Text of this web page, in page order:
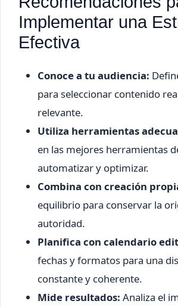
Implementar una
Efectiva
Conoce a tu audiencia:
para seleccionar contenido
relevante.
Utiliza herramientas
en las mejores herramientas
automatizar y optimizar.
Combina con creación
equilibrio para conservar la
autoridad.
Planifica con calendario
fechas y formatos para una
constante y coherente.
Mide resultados: Analiza el